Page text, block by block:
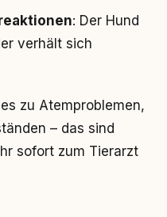
: Der Hund
verhält sich
zu Atemproblemen,
– das sind
sofort zum Tierarzt